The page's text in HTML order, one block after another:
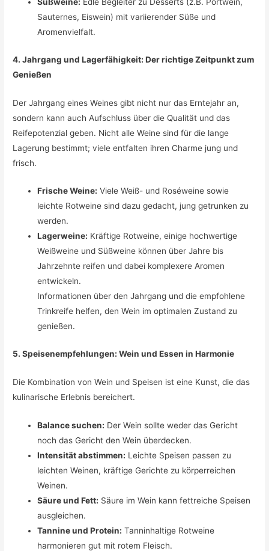
Sauternes, Eiswein) mit variierender Süße und
Aromenvielfalt.
4. Jahrgang und Lagerfähigkeit: Der richtige Zeitpunkt zum
Genießen
Der Jahrgang eines Weines gibt nicht nur das Erntejahr an,
sondern kann auch Aufschluss über die Qualität und das
Reifepotenzial geben. Nicht alle Weine sind für die lange
Lagerung bestimmt; viele entfalten ihren Charme jung und
frisch.
Frische Weine: Viele Weiß- und Roséweine sowie
leichte Rotweine sind dazu gedacht, jung getrunken zu
werden.
Lagerweine: Kräftige Rotweine, einige hochwertige
Weißweine und Süßweine können über Jahre bis
Jahrzehnte reifen und dabei komplexere Aromen
entwickeln.
Informationen über den Jahrgang und die empfohlene
Trinkreife helfen, den Wein im optimalen Zustand zu
genießen.
5. Speisenempfehlungen: Wein und Essen in Harmonie
Die Kombination von Wein und Speisen ist eine Kunst, die das
kulinarische Erlebnis bereichert.
Balance suchen: Der Wein sollte weder das Gericht
noch das Gericht den Wein überdecken.
Intensität abstimmen: Leichte Speisen passen zu
leichten Weinen, kräftige Gerichte zu körperreichen
Weinen.
Säure und Fett: Säure im Wein kann fettreiche Speisen
ausgleichen.
Tannine und Protein: Tanninhaltige Rotweine
harmonieren gut mit rotem Fleisch.